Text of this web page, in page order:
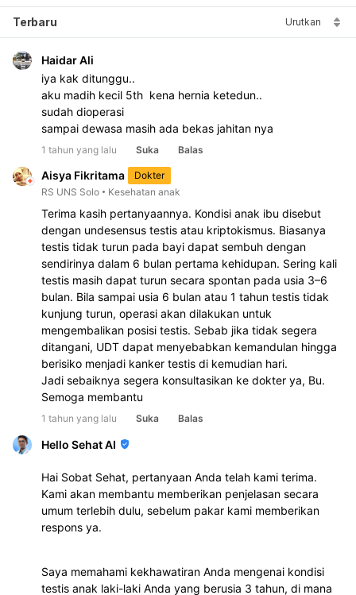
Terbaru Urutkan
Haidar Ali
iya kak ditunggu..
aku madih kecil 5th  kena hernia ketedun..
sudah dioperasi
sampai dewasa masih ada bekas jahitan nya
1 tahun yang lalu Suka Balas
Aisya Fikritama
Dokter
RS UNS Solo
Kesehatan anak
Terima kasih pertanyaannya. Kondisi anak ibu disebut
dengan undesensus testis atau kriptokismus. Biasanya
testis tidak turun pada bayi dapat sembuh dengan
sendirinya dalam 6 bulan pertama kehidupan. Sering kali
testis masih dapat turun secara spontan pada usia 3–6
bulan. Bila sampai usia 6 bulan atau 1 tahun testis tidak
kunjung turun, operasi akan dilakukan untuk
mengembalikan posisi testis. Sebab jika tidak segera
ditangani, UDT dapat menyebabkan kemandulan hingga
berisiko menjadi kanker testis di kemudian hari.
Jadi sebaiknya segera konsultasikan ke dokter ya, Bu.
Semoga membantu
1 tahun yang lalu Suka Balas
Hello Sehat AI
Hai Sobat Sehat, pertanyaan Anda telah kami terima.
Kami akan membantu memberikan penjelasan secara
umum terlebih dulu, sebelum pakar kami memberikan
respons ya.
Saya memahami kekhawatiran Anda mengenai kondisi
testis anak laki-laki Anda yang berusia 3 tahun, di mana